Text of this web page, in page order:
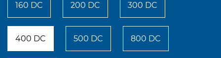
160 DC 200 DC 300 DC
400 DC 500 DC 800 DC